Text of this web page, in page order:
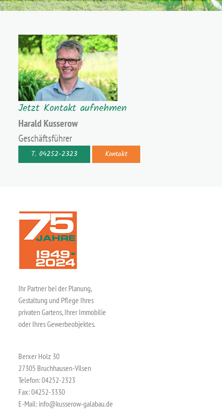
Jetzt Kontakt aufnehmen
Harald Kusserow
Geschäftsführer
T. 04252-2323 Kontakt
Ihr Partner bei der Planung,
Gestaltung und Pflege Ihres
privaten Gartens, Ihrer Immobilie
oder Ihres Gewerbeobjektes.
Berxer Holz 30
27305 Bruchhausen-Vilsen
Telefon:04252-2323
Fax: 04252-3330
E-Mail: info@kusserow-galabau.de